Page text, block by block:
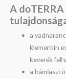
A
t
a
klementin
keverék
a